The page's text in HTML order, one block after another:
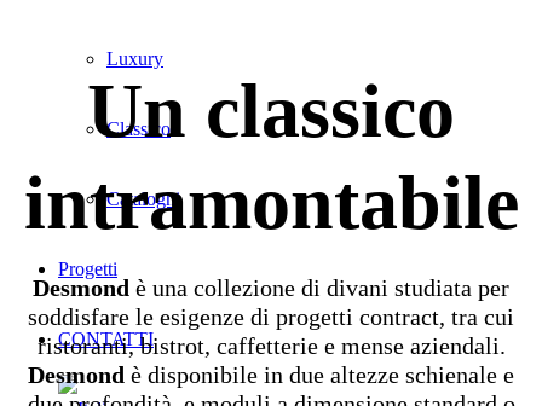
Luxury
Classico
Cataloghi
Progetti
CONTATTI
Un classico
intramontabile
Desmond è una collezione di divani studiata per
soddisfare le esigenze di progetti contract, tra cui
ristoranti, bistrot, caffetterie e mense aziendali.
Desmond è disponibile in due altezze schienale e